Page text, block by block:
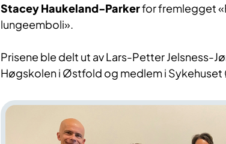
Stacey Haukeland-Parkerfor fremlegget
lungeemboli».
Prisene ble delt ut av Lars-Petter Jelsness-
Høgskolen i Østfold og medlem i